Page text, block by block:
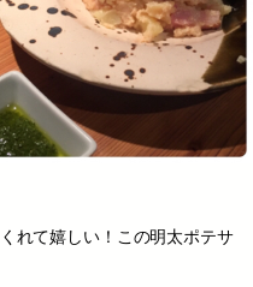
れて嬉しい！この明太ポテサ